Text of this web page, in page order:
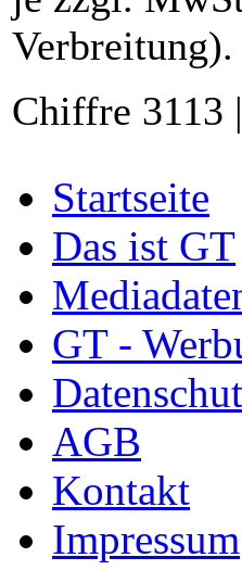
Verbreitung).
Chiffre 3113
Startseite
Das ist GT
GT -
AGB
Kontakt
Impressum